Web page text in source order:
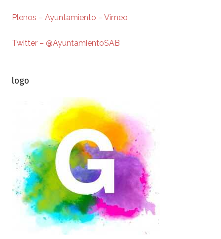
Plenos – Ayuntamiento – Vimeo
Twitter – @AyuntamientoSAB
logo